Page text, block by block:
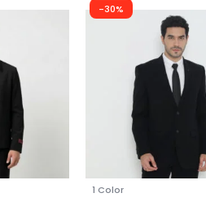
-30%
1 Color